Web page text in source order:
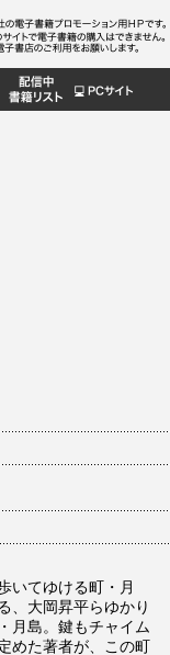
いてゆける町・月
、大岡昇平らゆかり
月島。鍵もチャイム
めた著者が、この町